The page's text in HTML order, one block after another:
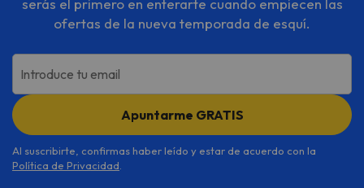
serás el primero en enterarte cuando empiecen las
ofertas de la nueva temporada de esquí.
Introduce tu email
Apuntarme GRATIS
Al suscribirte, confirmas haber leído y estar de acuerdo con la
Política de Privacidad